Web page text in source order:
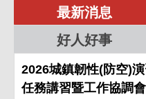
區
最新消息
好人好事
2026城鎮韌性(防空)
任務講習暨工作協調會